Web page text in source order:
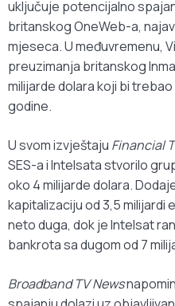
uključuje potencijalno
britanskog OneWeb-a,
mjeseca. U međuvremenu,
preuzimanja britanskog
milijarde dolara koji bi
godine.
U svom izvještaju Financial
SES-a i Intelsata stvorilo
oko 4 milijarde dolara.
kapitalizaciju od 3,5 milijardi
neto duga, dok je Intelsat
bankrota sa dugom od 7
Broadband TV News